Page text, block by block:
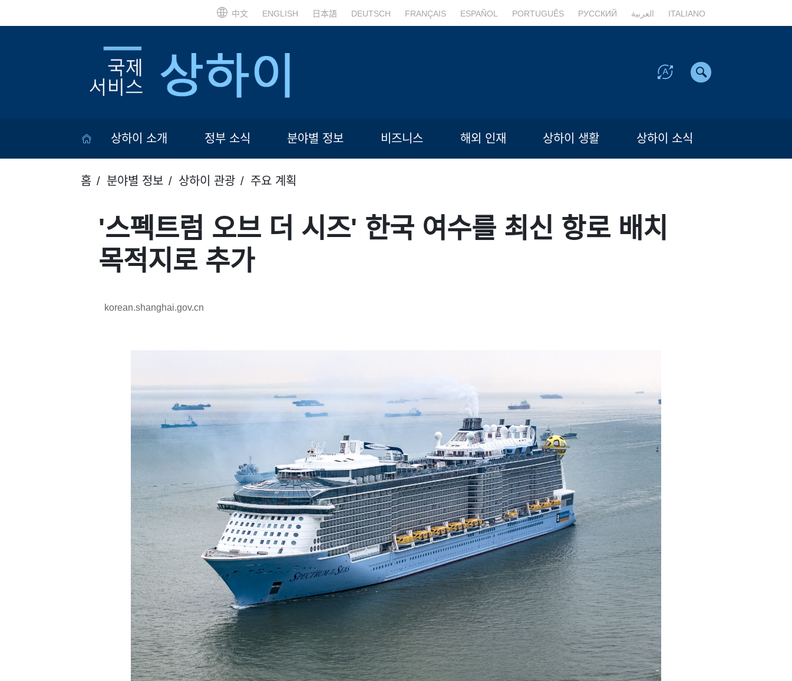
中文 ENGLISH 日本語 DEUTSCH FRANÇAIS ESPAÑOL PORTUGUÊS РУССКИЙ العربية ITALIANO
상하이 소개 정부 소식 분야별 정보 비즈니스 해외 인재 상하이 생활 상하이 소식
홈 분야별 정보 상하이 관광 주요 계획
'스펙트럼 오브 더 시즈' 한국 여수를 최신 항로 배치
목적지로 추가
korean.shanghai.gov.cn